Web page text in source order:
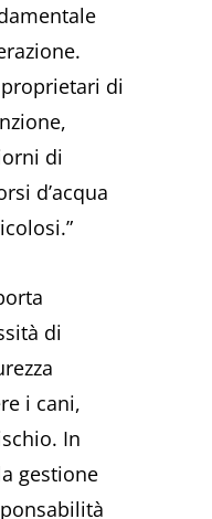
di
di
d’acqua
di
i cani,
In
gestione